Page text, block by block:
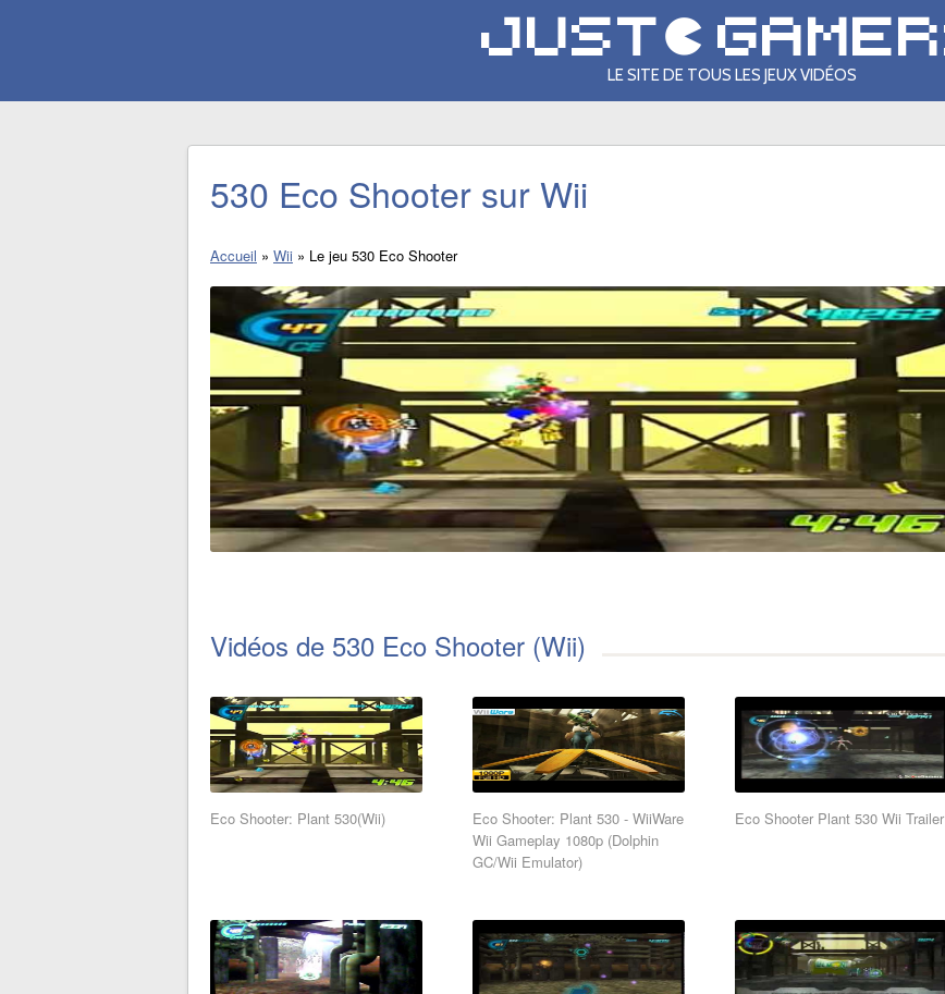
LE SITE DE TOUS LES JEUX VIDÉOS
530 Eco Shooter sur Wii
Accueil » Wii » Le jeu 530 Eco Shooter
Vidéos de 530 Eco Shooter (Wii)
Eco Shooter: Plant 530(Wii)
Eco Shooter: Plant 530 - WiiWare
Wii Gameplay 1080p (Dolphin
GC/Wii Emulator)
Eco Shooter Plant 530 Wii Trailer